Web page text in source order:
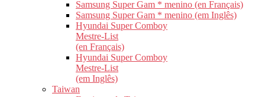
Samsung Super Gam * menino (en Français)
Samsung Super Gam * menino (em Inglês)
Hyundai Super Comboy
Mestre-List
(en Français)
Hyundai Super Comboy
Mestre-List
(em Inglês)
Taiwan